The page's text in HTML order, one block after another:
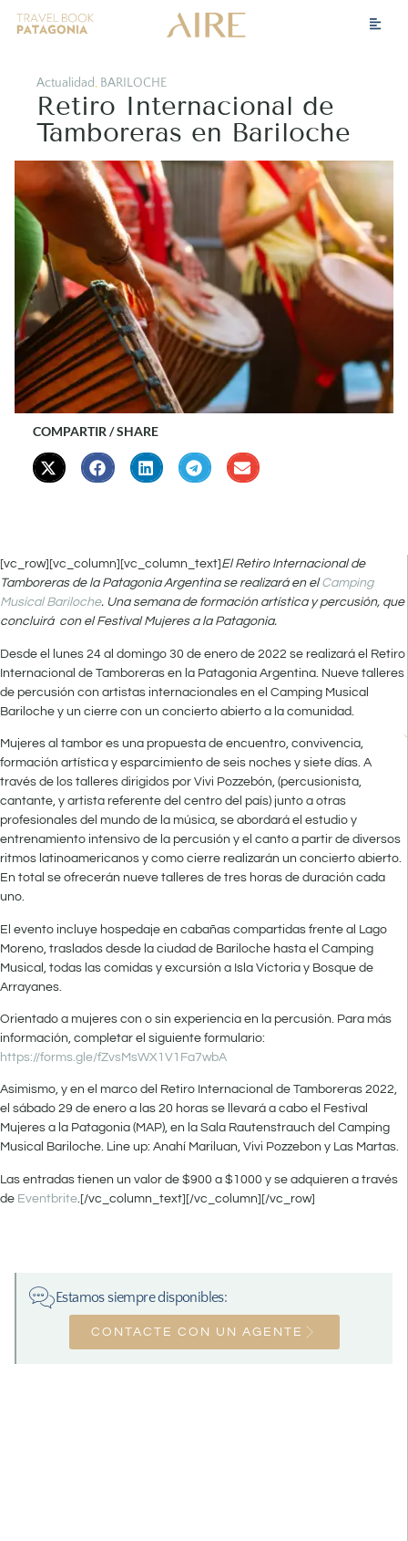
Actualidad, BARILOCHE
Retiro Internacional de
Tamboreras en Bariloche
COMPARTIR / SHARE
[vc_row][vc_column][vc_column_text] El Retiro Internacional de
Tamboreras de la Patagonia Argentina se realizará en el Camping
Musical Bariloche. Una semana de formación artística y percusión, que
concluirá con el Festival Mujeres a la Patagonia.
Desde el lunes 24 al domingo 30 de enero de 2022 se realizará el Retiro
Internacional de Tamboreras en la Patagonia Argentina. Nueve talleres
de percusión con artistas internacionales en el Camping Musical
Bariloche y un cierre con un concierto abierto a la comunidad.
Mujeres al tambor es una propuesta de encuentro, convivencia,
formación artística y esparcimiento de seis noches y siete días. A
través de los talleres dirigidos por Vivi Pozzebón, (percusionista,
cantante, y artista referente del centro del país) junto a otras
profesionales del mundo de la música, se abordará el estudio y
entrenamiento intensivo de la percusión y el canto a partir de diversos
ritmos latinoamericanos y como cierre realizarán un concierto abierto.
En total se ofrecerán nueve talleres de tres horas de duración cada
uno.
El evento incluye hospedaje en cabañas compartidas frente al Lago
Moreno, traslados desde la ciudad de Bariloche hasta el Camping
Musical, todas las comidas y excursión a Isla Victoria y Bosque de
Arrayanes.
Orientado a mujeres con o sin experiencia en la percusión. Para más
información, completar el siguiente formulario:
https://forms.gle/fZvsMsWX1V1Fa7wbA
Asimismo, y en el marco del Retiro Internacional de Tamboreras 2022,
el sábado 29 de enero a las 20 horas se llevará a cabo el Festival
Mujeres a la Patagonia (MAP), en la Sala Rautenstrauch del Camping
Musical Bariloche. Line up: Anahí Mariluan, Vivi Pozzebon y Las Martas.
Las entradas tienen un valor de $900 a $1000 y se adquieren a través
de Eventbrite .[/vc_column_text][/vc_column][/vc_row]
Estamos siempre disponibles:
CONTACTE CON UN AGENTE